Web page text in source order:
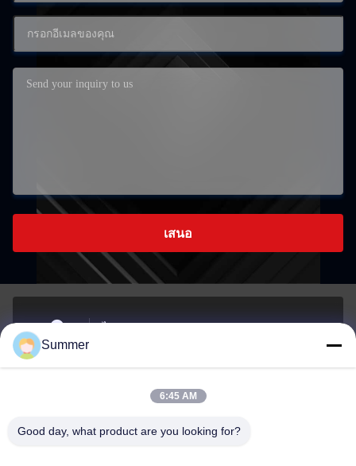
เสนอ
ที่อยู่
YONGZHONG STREET, เขต Longwan, WENZHOU, จีน
อีเมล
sale2@zhejiangyuhao.com
Summer
6:45 AM
Good day, what product are you looking for?